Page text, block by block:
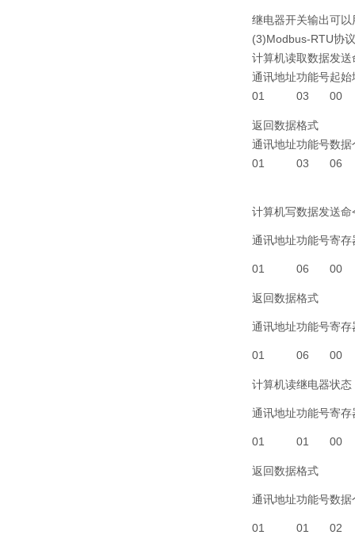
继电器开关输出可
(3)Modbus-RTU协
计算机读取数据发
通讯地址功能号起始
01
03 00
返回数据格式
通讯地址功能号数据
01
03 06
计算机写数据发送命
通讯地址功能号寄存
01 06 00
返回数据格式
通讯地址功能号寄存
01 06 00
计算机读继电器状
通讯地址功能号寄存
01 01 00
返回数据格式
通讯地址功能号数据
01 01 02